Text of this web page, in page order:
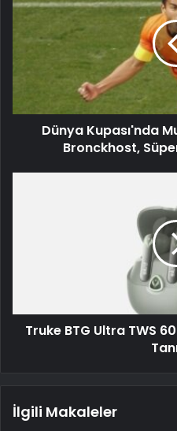
Dünya Kupası'nda
Bronckhost,
Truke BTG Ultra TWS
İlgili Makaleler